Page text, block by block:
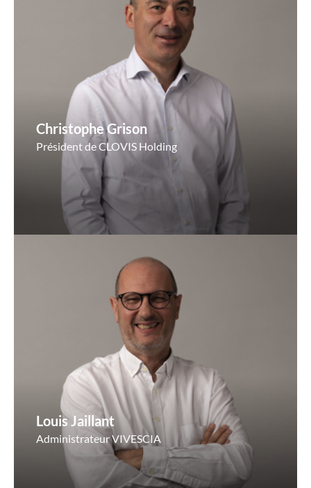
Christophe Grison
Président de CLOVIS Holding
Louis Jaillant
Administrateur VIVESCIA